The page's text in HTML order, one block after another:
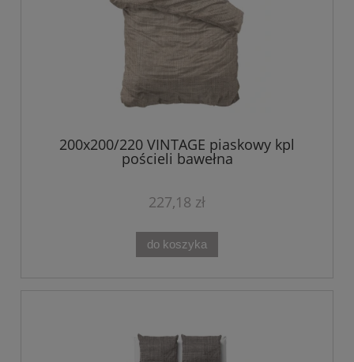
200x200/220 VINTAGE piaskowy kpl
pościeli bawełna
227,18 zł
do koszyka